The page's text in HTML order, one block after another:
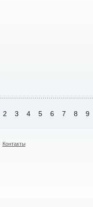
2 3 4 5 6 7 8 9
Контакты